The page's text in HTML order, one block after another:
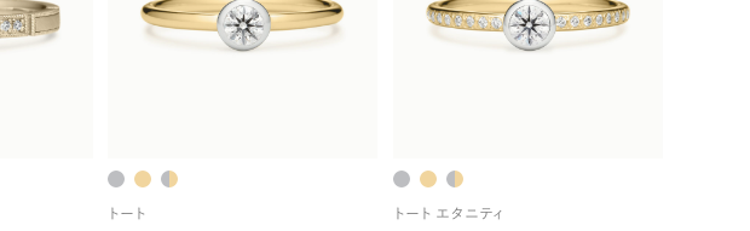
トート
トート エタニティ